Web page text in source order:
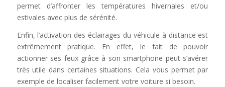
permet d’affronter les températures hivernales et/ou
estivales avec plus de sérénité.
Enfin, l’activation des éclairages du véhicule à distance est
extrêmement pratique. En effet, le fait de pouvoir
actionner ses feux grâce à son smartphone peut s’avérer
très utile dans certaines situations. Cela vous permet par
exemple de localiser facilement votre voiture si besoin.